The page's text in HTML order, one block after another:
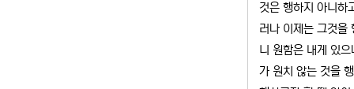
것은 행하지 아니하
러나 이제는 그것을
니 원함은 내게 있
가 원치 않는 것을